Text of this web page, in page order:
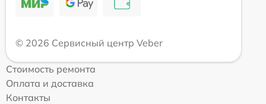
© 2026 Сервисный центр Veber
Стоимость ремонта
Оплата и доставка
Контакты